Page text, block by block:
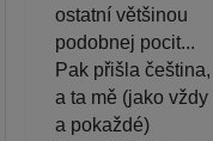
ostatní většinou
podobnej pocit...
Pak přišla čeština,
a ta mě (jako vždy
a pokaždé)